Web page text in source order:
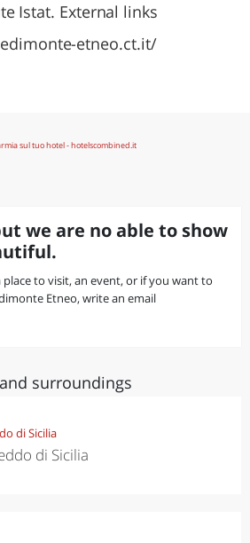
Istat. External links
etneo.ct.it/
we are no able to show
to visit, an event, or if you want to
Etneo, write an email
surroundings
di Sicilia
di Sicilia